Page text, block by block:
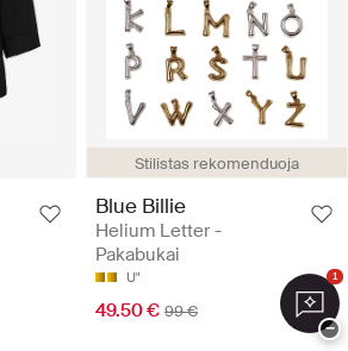
Stilistas rekomenduoja
Blue Billie
Helium Letter -
Pakabukai
U"
49.50 € 99 €
1
−